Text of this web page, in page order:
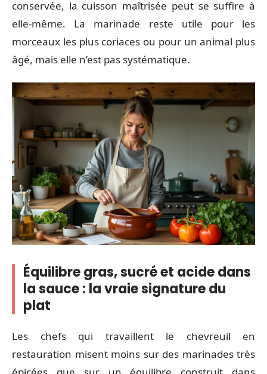
conservée, la cuisson maîtrisée peut se suffire à
elle-même. La marinade reste utile pour les
morceaux les plus coriaces ou pour un animal plus
âgé, mais elle n’est pas systématique.
Équilibre gras, sucré et acide dans
la sauce : la vraie signature du
plat
Les chefs qui travaillent le chevreuil en
restauration misent moins sur des marinades très